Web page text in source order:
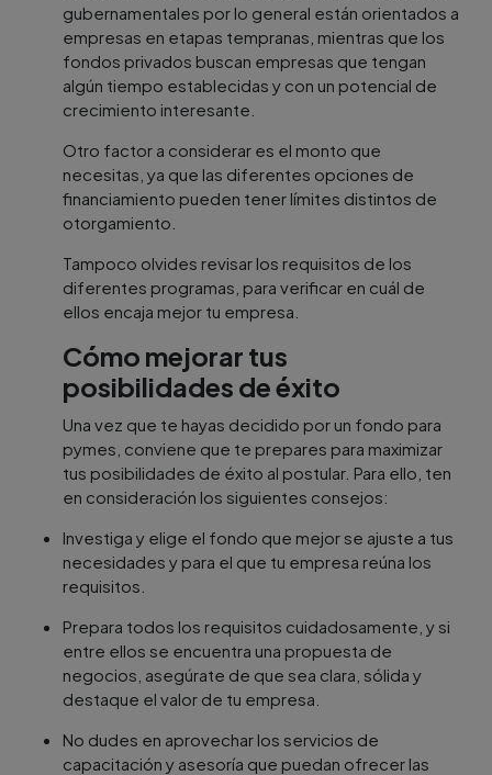
gubernamentales por lo general están orientados a
empresas en etapas tempranas, mientras que los
fondos privados buscan empresas que tengan
algún tiempo establecidas y con un potencial de
crecimiento interesante.
Otro factor a considerar es el monto que
necesitas, ya que las diferentes opciones de
financiamiento pueden tener límites distintos de
otorgamiento.
Tampoco olvides revisar los requisitos de los
diferentes programas, para verificar en cuál de
ellos encaja mejor tu empresa.
Cómo mejorar tus
posibilidades de éxito
Una vez que te hayas decidido por un fondo para
pymes, conviene que te prepares para maximizar
tus posibilidades de éxito al postular. Para ello, ten
en consideración los siguientes consejos:
Investiga y elige el fondo que mejor se ajuste a tus
necesidades y para el que tu empresa reúna los
requisitos.
Prepara todos los requisitos cuidadosamente, y si
entre ellos se encuentra una propuesta de
negocios, asegúrate de que sea clara, sólida y
destaque el valor de tu empresa.
No dudes en aprovechar los servicios de
capacitación y asesoría que puedan ofrecer las